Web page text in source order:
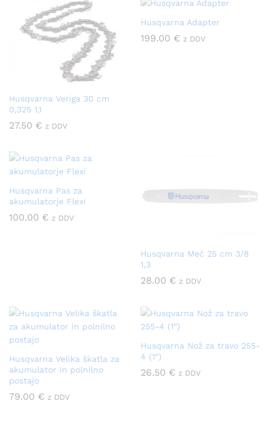
Husqvarna Veriga 30 cm
0,325 1,1
27.50 € z DDV
Husqvarna Adapter
199.00 € z DDV
Husqvarna Pas za
akumulatorje Flexi
100.00 € z DDV
Husqvarna Meč 25 cm 3/8
1,3
28.00 € z DDV
Husqvarna Velika škatla za
akumulator in polnilno
postajo
79.00 € z DDV
Husqvarna Nož za travo 255-
4 (1“)
26.50 € z DDV